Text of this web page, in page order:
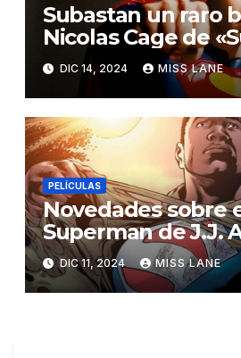
Subastan un raro
Nicolas Cage de
Lives»
DIC 14, 2024 MISS LANE
PELÍCULAS
Novedades sobre
Superman de J.J.
DIC 11, 2024 MISS LANE